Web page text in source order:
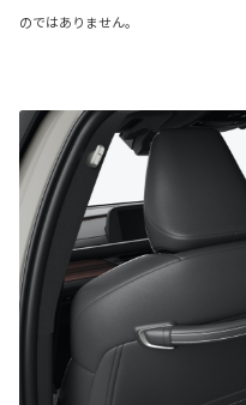
のではありません。